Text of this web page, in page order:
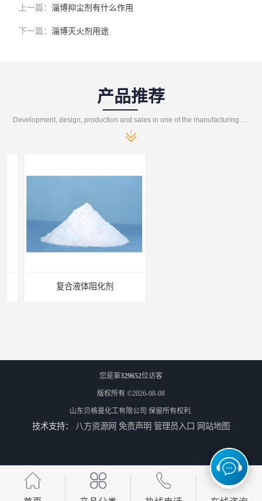
上一篇： 淄博抑尘剂有什么作用
下一篇： 淄博灭火剂用途
产品推荐
Development, design, production and sales in one of the manufacturing enterprises
复合液体阻化剂
您是第329652位访客
版权所有 ©2026-08-08
山东贝格曼化工有限公司 保留所有权利.
技术支持： 八方资源网 免责声明 管理员入口 网站地图